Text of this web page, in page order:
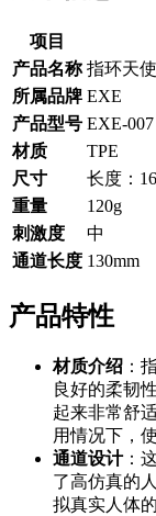
项目
产品名称 指环天使
所属品牌 EXE
产品型号 EXE-007
材质
TPE
尺寸
长度：
重量
120g
刺激度
中
通道长度 130mm
产品特性
材质介绍 ：
良好的柔韧
起来非常舒
用情况下，
通道设计：
了高仿真的
拟真实人体